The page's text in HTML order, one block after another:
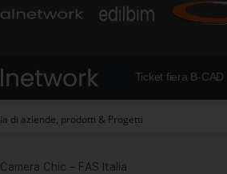
Ticket fiera B-CAD
Camera Chic – FAS Italia